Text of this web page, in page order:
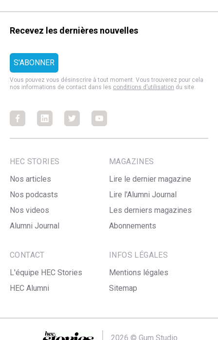
Recevez les dernières nouvelles
Vous pouvez vous désinscrire à tout moment. Vous trouverez pour cela
nos informations de contact dans les conditions d’utilisation du site.
FacebookFacebookFacebookFacebook
HEC STORIES
Nos articles
Nos podcasts
Nos videos
Alumni Journal
MAGAZINES
Lire le dernier magazine
Lire l'Alumni Journal
Les derniers magazines
Abonnements
CONTACT
L'équipe HEC Stories
HEC Alumni
INFOS LÉGALES
Mentions légales
Sitemap
2026 © Gum Studio